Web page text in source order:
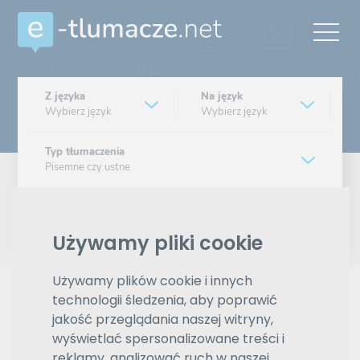
Używamy pliki cookie
Używamy plików cookie i innych
technologii śledzenia, aby poprawić
jakość przeglądania naszej witryny,
wyświetlać spersonalizowane treści i
Z języka
Wybierz język
Na język
Wybierz język
Typ tłumaczenia
Pisemne czy ustne
Wyszukiwanie zaawansowane
Reklama